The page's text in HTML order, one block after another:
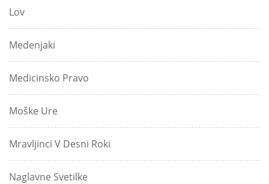
Lov
Medenjaki
Medicinsko Pravo
Moške Ure
Mravljinci V Desni Roki
Naglavne Svetilke